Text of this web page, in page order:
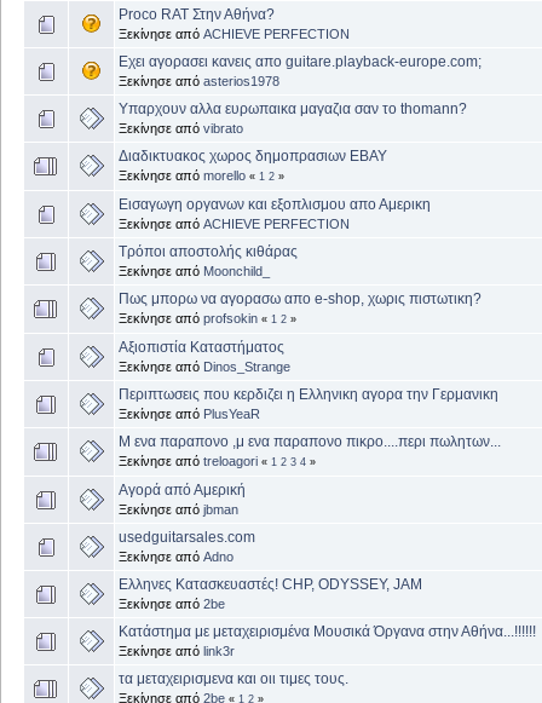
Proco RAT Στην Αθήνα?
Ξεκίνησε από ACHIEVE PERFECTION
Εχει αγορασει κανεις απο guitare.playback-europe.com;
Ξεκίνησε από asterios1978
Υπαρχουν αλλα ευρωπαικα μαγαζια σαν το thomann?
Ξεκίνησε από vibrato
Διαδικτυακος χωρος δημοπρασιων EBAY
Ξεκίνησε από morello « 1 2 »
Εισαγωγη οργανων και εξοπλισμου απο Αμερικη
Ξεκίνησε από ACHIEVE PERFECTION
Τρόποι αποστολής κιθάρας
Ξεκίνησε από Moonchild_
Πως μπορω να αγορασω απο e-shop, χωρις πιστωτικη?
Ξεκίνησε από profsokin « 1 2 »
Αξιοπιστία Καταστήματος
Ξεκίνησε από Dinos_Strange
Περιπτωσεις που κερδιζει η Ελληνικη αγορα την Γερμανικη
Ξεκίνησε από PlusYeaR
Μ ενα παραπονο ,μ ενα παραπονο πικρο....περι πωλητων...
Ξεκίνησε από treloagori « 1 2 3 4 »
Αγορά από Αμερική
Ξεκίνησε από jbman
usedguitarsales.com
Ξεκίνησε από Adno
Ελληνες Κατασκευαστές! CHP, ODYSSEY, JAM
Ξεκίνησε από 2be
Κατάστημα με μεταχειρισμένα Μουσικά Όργανα στην Αθήνα...!!!!!!
Ξεκίνησε από link3r
τα μεταχειρισμενα και οιι τιμες τους.
Ξεκίνησε από 2be « 1 2 »